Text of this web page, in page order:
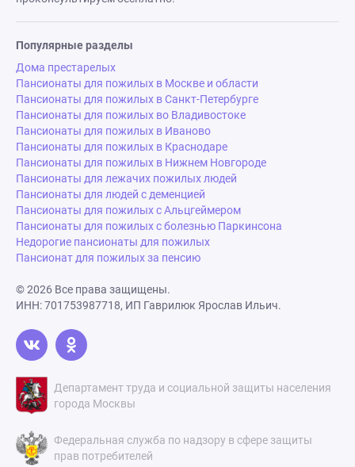
Популярные разделы
Дома престарелых
Пансионаты для пожилых в Москве и области
Пансионаты для пожилых в Санкт-Петербурге
Пансионаты для пожилых во Владивостоке
Пансионаты для пожилых в Иваново
Пансионаты для пожилых в Краснодаре
Пансионаты для пожилых в Нижнем Новгороде
Пансионаты для лежачих пожилых людей
Пансионаты для людей с деменцией
Пансионаты для пожилых с Альцгеймером
Пансионаты для пожилых с болезнью Паркинсона
Недорогие пансионаты для пожилых
Пансионат для пожилых за пенсию
© 2026 Все права защищены.
ИНН: 701753987718, ИП Гаврилюк Ярослав Ильич.
Департамент труда и социальной защиты населения
города Москвы
Федеральная служба по надзору в сфере защиты
прав потребителей